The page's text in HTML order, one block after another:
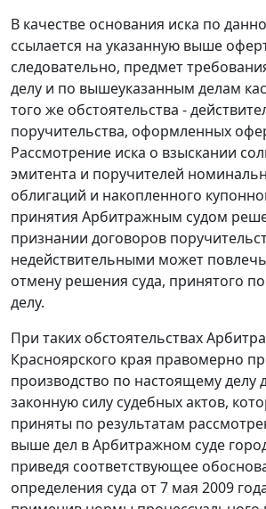
В качестве основания иска по
ссылается на указанную выше
следовательно, предмет
делу и по вышеуказанным делам
того же обстоятельства -
поручительства, оформленных
Рассмотрение иска о взыскании
эмитента и поручителей
облигаций и накопленного
принятия Арбитражным судом
признании договоров
недействительными может
отмену решения суда, принятого
делу.
При таких обстоятельствах
Красноярского края правомерно
производство по настоящему делу
законную силу судебных актов,
приняты по результатам
выше дел в Арбитражном суде
приведя соответствующее
определения суда от 7 мая 2009